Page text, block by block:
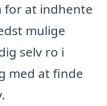
for at indhente
mulige
selv ro i
med at finde